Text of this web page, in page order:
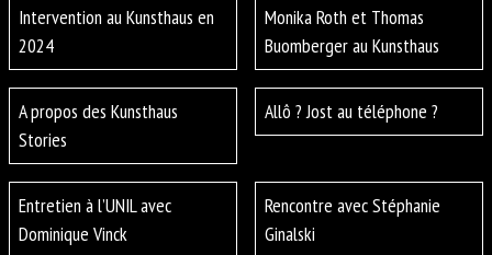
Intervention au Kunsthaus en
2024
Monika Roth et Thomas
Buomberger au Kunsthaus
A propos des Kunsthaus
Stories
Allô ? Jost au téléphone ?
Entretien à l’UNIL avec
Dominique Vinck
Rencontre avec Stéphanie
Ginalski